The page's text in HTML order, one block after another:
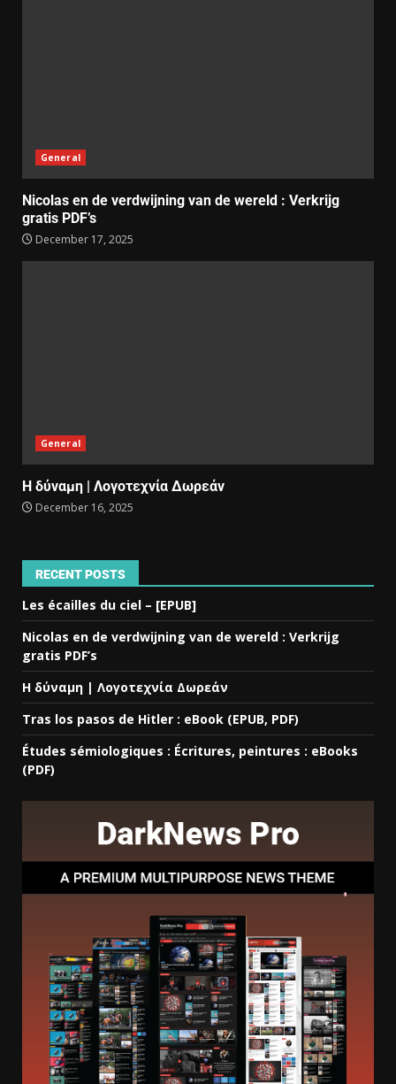
General
Nicolas en de verdwijning van de wereld : Verkrijg
gratis PDF’s
December 17, 2025
General
Η δύναμη | Λογοτεχνία Δωρεάν
December 16, 2025
RECENT POSTS
Les écailles du ciel – [EPUB]
Nicolas en de verdwijning van de wereld : Verkrijg
gratis PDF’s
Η δύναμη | Λογοτεχνία Δωρεάν
Tras los pasos de Hitler : eBook (EPUB, PDF)
Études sémiologiques : Écritures, peintures : eBooks
(PDF)